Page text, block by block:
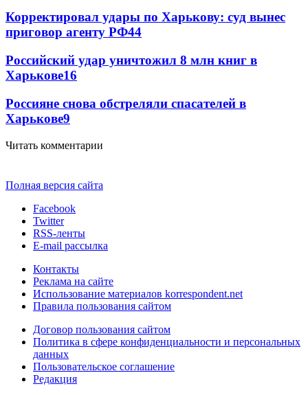
Корректировал удары по Харькову: суд вынес
приговор агенту РФ44
Российский удар уничтожил 8 млн книг в
Харькове16
Россияне снова обстреляли спасателей в
Харькове9
Читать комментарии
Полная версия сайта
Facebook
Twitter
RSS-ленты
E-mail рассылка
Контакты
Реклама на сайте
Использование материалов korrespondent.net
Правила пользования сайтом
Договор пользования сайтом
Политика в сфере конфиденциальности и персональных
данных
Пользовательское соглашение
Редакция